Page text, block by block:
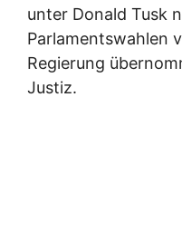
unter Donald Tusk
Parlamentswahlen
Regierung
Justiz.